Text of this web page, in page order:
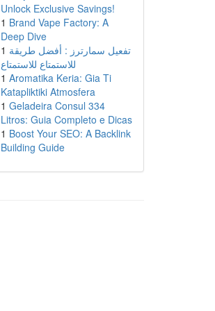
Unlock Exclusive Savings!
1 Brand Vape Factory: A
Deep Dive
1 تفعيل سمارترز : أفضل طريقة
للاستمتاع للاستمتاع
1 Aromatika Keria: Gia Ti
Katapliktiki Atmosfera
1 Geladeira Consul 334
Litros: Guia Completo e Dicas
1 Boost Your SEO: A Backlink
Building Guide